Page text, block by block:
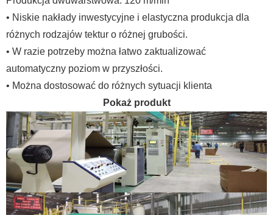
• Niskie nakłady inwestycyjne i elastyczna produkcja dla
różnych rodzajów tektur o różnej grubości.
• W razie potrzeby można łatwo zaktualizować
automatyczny poziom w przyszłości.
• Można dostosować do różnych sytuacji klienta
Pokaż produkt